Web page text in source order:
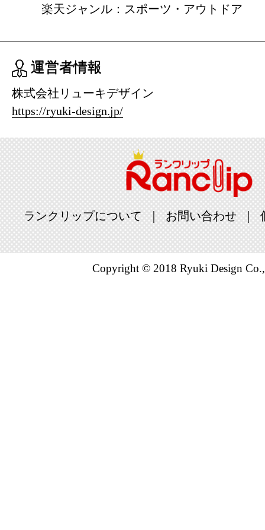
楽天ジャンル：スポーツ・アウトドア
運営者情報
株式会社リューキデザイン
https://ryuki-design.jp/
ランクリップについて お問い合わせ
Copyright © 2018 Ryuki Design